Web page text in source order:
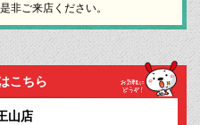
非ご来店ください。
こちら
山店